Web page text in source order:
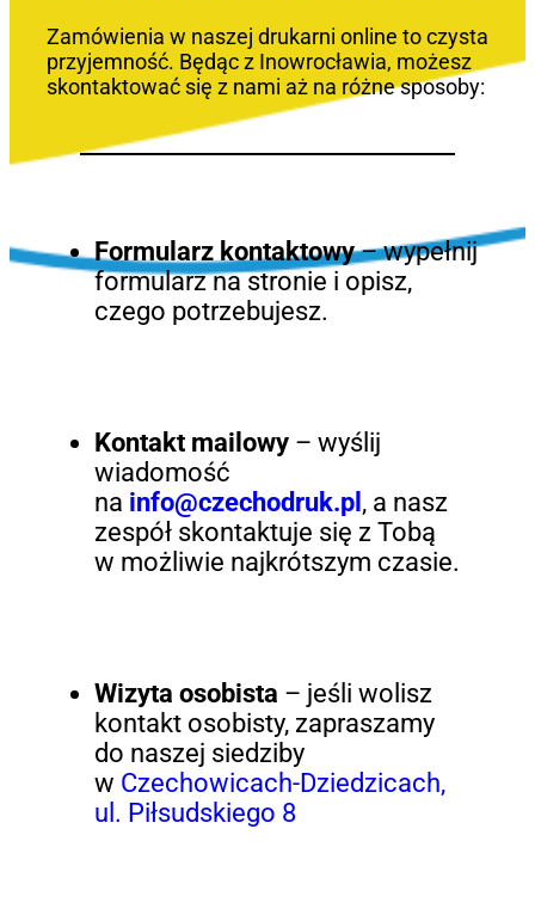
Zamówienia w naszej drukarni online to czysta
przyjemność. Będąc z Inowrocławia, możesz
skontaktować się z nami aż na różne sposoby:
Formularz kontaktowy– wypełnij
formularz na stronie i opisz,
czego potrzebujesz.
Kontakt mailowy– wyślij
wiadomość
na info@czechodruk.pl , a nasz
zespół skontaktuje się z Tobą
w możliwie najkrótszym czasie.
Wizyta osobista – jeśli wolisz
kontakt osobisty, zapraszamy
do naszej siedziby
w Czechowicach-Dziedzicach,
ul. Piłsudskiego 8